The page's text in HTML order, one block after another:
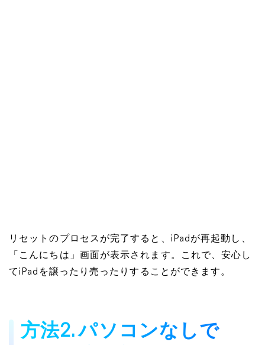
リセットのプロセスが完了すると、iPadが再起動し、
「こんにちは」画面が表示されます。これで、安心し
てiPadを譲ったり売ったりすることができます。
方法2. パソコンなしで